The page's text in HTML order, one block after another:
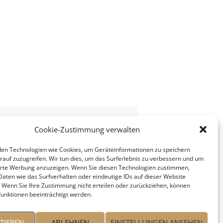
Cookie-Zustimmung verwalten
Technologien wie Cookies, um Geräteinformationen zu speichern
zuzugreifen. Wir tun dies, um das Surferlebnis zu verbessern und um
Werbung anzuzeigen. Wenn Sie diesen Technologien zustimmen,
wie das Surfverhalten oder eindeutige IDs auf dieser Website
Sie Ihre Zustimmung nicht erteilen oder zurückziehen, können
beeinträchtigt werden.